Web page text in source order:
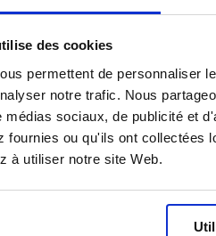
des cookies
permettent de personnaliser
notre trafic. Nous
médias sociaux, de publicité et
fournies ou qu'ils ont collectées
à utiliser notre site Web.